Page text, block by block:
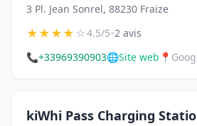
3 Pl. Jean Sonrel, 88230 Fraize
★★★★☆4.5/5•2 avis
📞+33969390903🌐Site web 📍
kiWhi Pass Charging